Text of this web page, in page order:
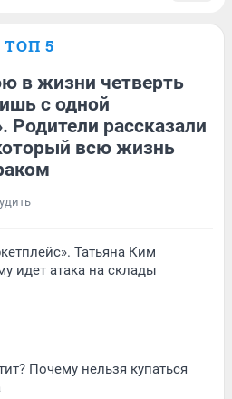
ТОП 5
в жизни четверть
с одной
Родители рассказали
всю жизнь
Татьяна Ким
идет атака на склады
Почему нельзя купаться